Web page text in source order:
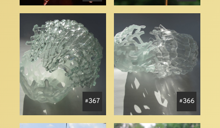
367 366